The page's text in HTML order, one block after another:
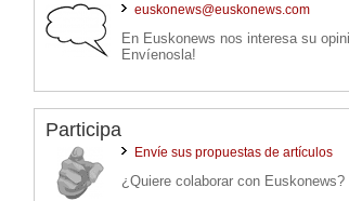
euskonews@euskonews.com
En Euskonews nos interesa su
Envíenosla!
Participa
Envíe sus propuestas de artículos
¿Quiere colaborar con Euskonews?